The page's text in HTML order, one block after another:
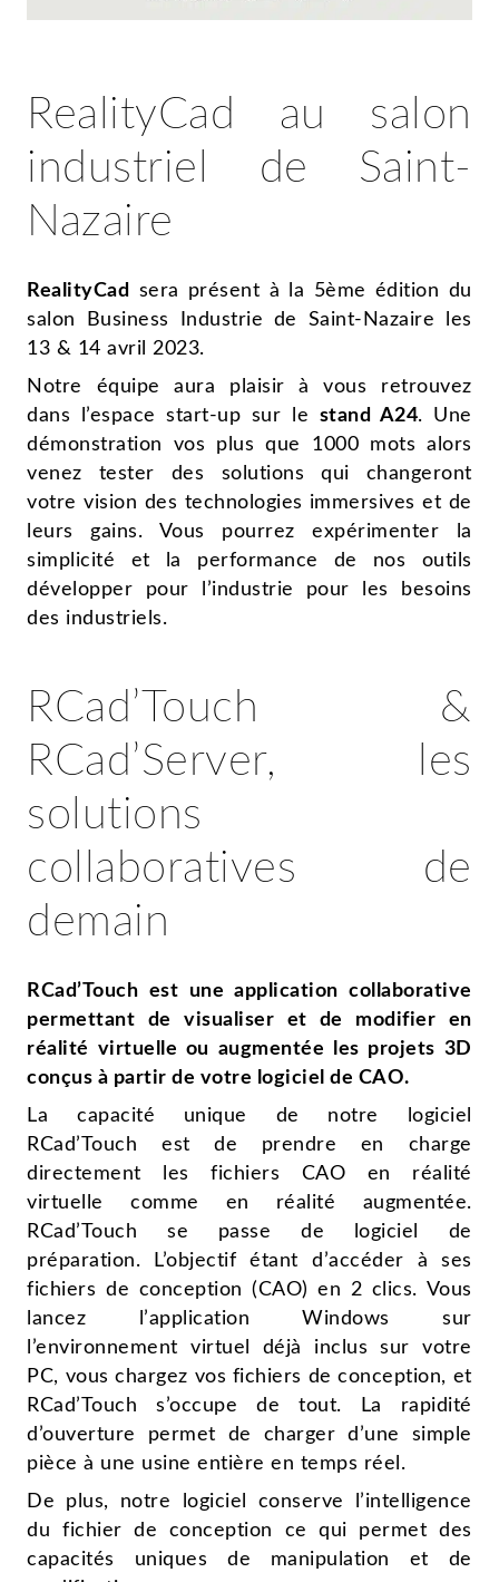
RealityCad au salon
industriel de Saint-
Nazaire
RealityCad
sera présent à la 5ème édition du
salon Business Industrie de Saint-Nazaire les
13 & 14 avril 2023.
Notre équipe aura plaisir à vous retrouvez
dans l’espace start-up sur le stand A24. Une
démonstration vos plus que 1000 mots alors
venez tester des solutions qui changeront
votre vision des technologies immersives et de
leurs gains. Vous pourrez expérimenter la
simplicité et la performance de nos outils
développer pour l’industrie pour les besoins
des industriels.
RCad’Touch &
RCad’Server, les
solutions
collaboratives de
demain
RCad’Touch est une application collaborative
permettant de visualiser et de modifier en
réalité virtuelle ou augmentée les projets 3D
conçus à partir de votre logiciel de CAO.
La capacité unique de notre logiciel
RCad’Touch est de prendre en charge
directement les fichiers CAO en réalité
virtuelle comme en réalité augmentée.
RCad’Touch se passe de logiciel de
préparation. L’objectif étant d’accéder à ses
fichiers de conception (CAO) en 2 clics. Vous
lancez l’application Windows sur
l’environnement virtuel déjà inclus sur votre
PC, vous chargez vos fichiers de conception, et
RCad’Touch s’occupe de tout. La rapidité
d’ouverture permet de charger d’une simple
pièce à une usine entière en temps réel.
De plus, notre logiciel conserve l’intelligence
du fichier de conception ce qui permet des
capacités uniques de manipulation et de